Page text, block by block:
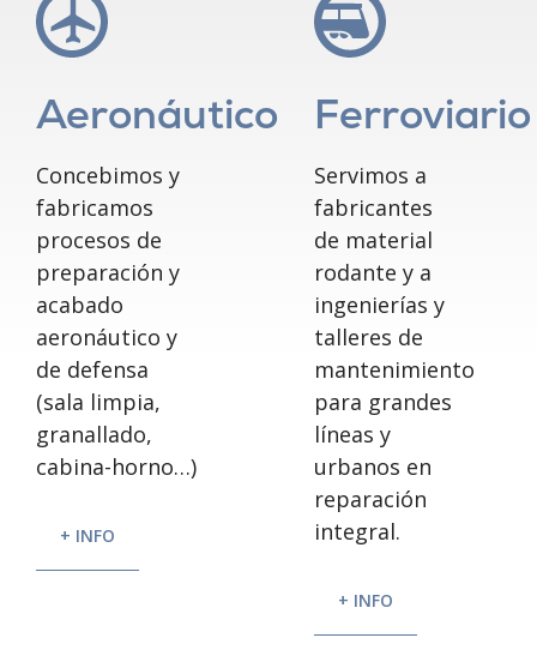
Aeronáutico
Concebimos y
fabricamos
procesos de
preparación y
acabado
aeronáutico y
de defensa
(sala limpia,
granallado,
cabina-horno…)
+ INFO
Ferroviario
Servimos a
fabricantes
de material
rodante y a
ingenierías y
talleres de
mantenimiento
para grandes
líneas y
urbanos en
reparación
integral.
+ INFO